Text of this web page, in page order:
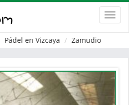
Pádel en Vizcaya Zamudio